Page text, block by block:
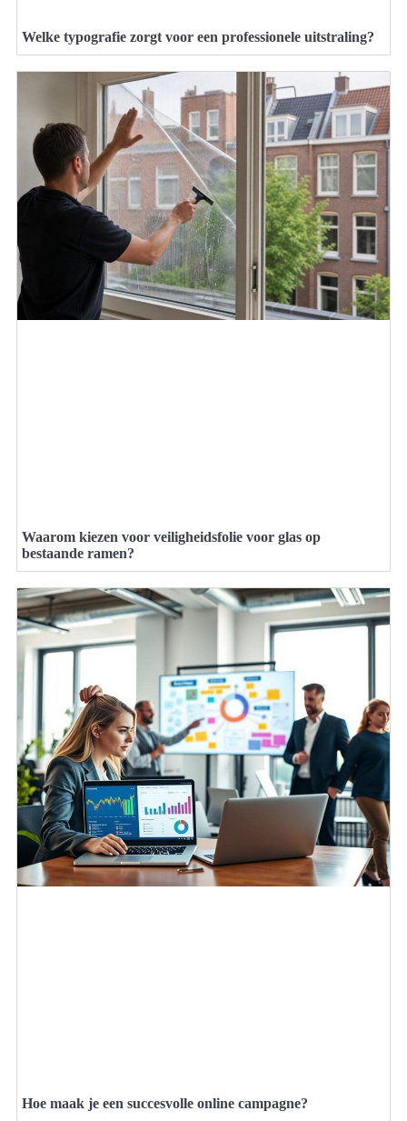
Welke typografie zorgt voor een professionele uitstraling?
Waarom kiezen voor veiligheidsfolie voor glas op
bestaande ramen?
Hoe maak je een succesvolle online campagne?